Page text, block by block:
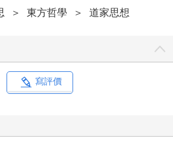
＞ 東方哲學 ＞ 道家思想
寫評價